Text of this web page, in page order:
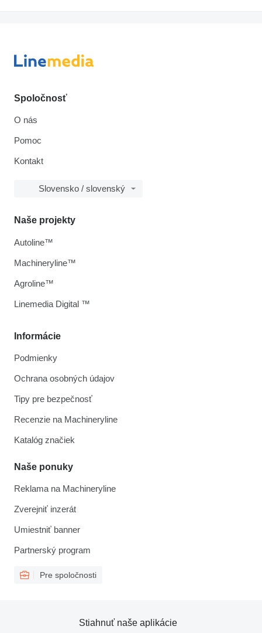
Spoločnosť
O nás
Pomoc
Kontakt
Slovensko / slovenský
Informácie
Podmienky
Ochrana osobných údajov
Tipy pre bezpečnosť
Recenzie na Machineryline
Katalóg značiek
Naše ponuky
Reklama na Machineryline
Zverejniť inzerát
Umiestniť banner
Partnerský program
Pre spoločnosti
Naše projekty
Autoline™
Machineryline™
Agroline™
Linemedia Digital ™
Stiahnuť naše aplikácie